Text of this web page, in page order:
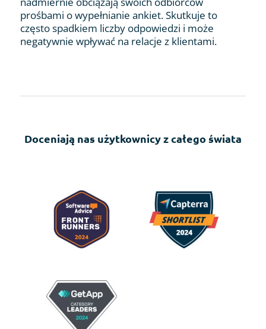
prośbami o wypełnianie ankiet. Skutkuje to
często spadkiem liczby odpowiedzi i może
negatywnie wpływać na relacje z klientami.
Doceniają nas użytkownicy z całego świata